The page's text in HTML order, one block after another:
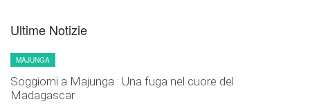
Ultime Notizie
MAJUNGA
Soggiorni a Majunga : Una fuga nel cuore del
Madagascar